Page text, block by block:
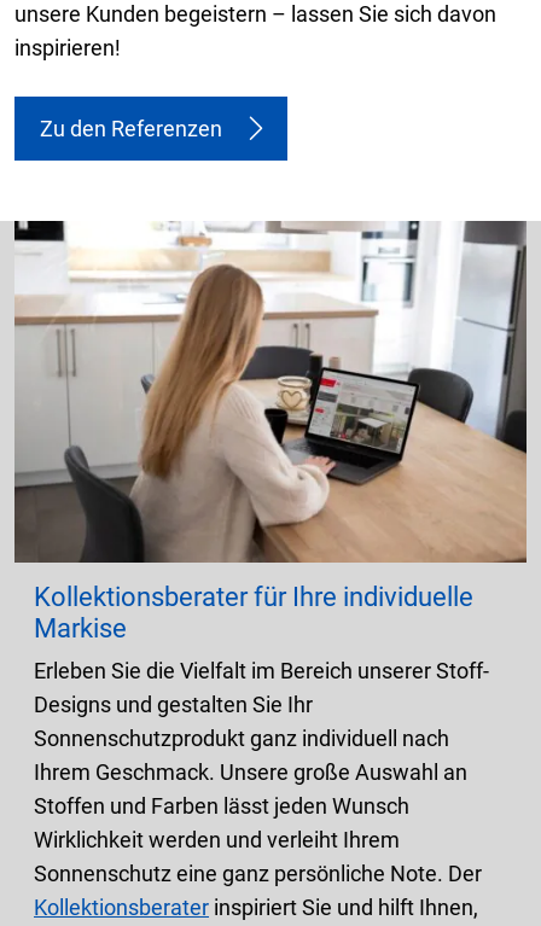
unsere Kunden begeistern – lassen Sie sich davon
inspirieren!
Zu den Referenzen
Kollektionsberater für Ihre individuelle
Markise
Erleben Sie die Vielfalt im Bereich unserer Stoff-
Designs und gestalten Sie Ihr
Sonnenschutzprodukt ganz individuell nach
Ihrem Geschmack. Unsere große Auswahl an
Stoffen und Farben lässt jeden Wunsch
Wirklichkeit werden und verleiht Ihrem
Sonnenschutz eine ganz persönliche Note. Der
Kollektionsberater inspiriert Sie und hilft Ihnen,